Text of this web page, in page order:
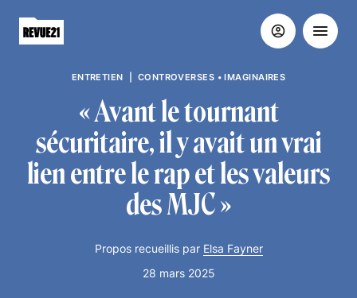
ENTRETIEN CONTROVERSES •IMAGINAIRES
« Avant le tournant
sécuritaire, il y avait un vrai
lien entre le rap et les valeurs
des MJC »
Propos recueillis par Elsa Fayner
28 mars 2025